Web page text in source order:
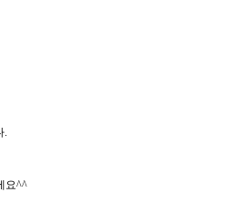
.
요^^